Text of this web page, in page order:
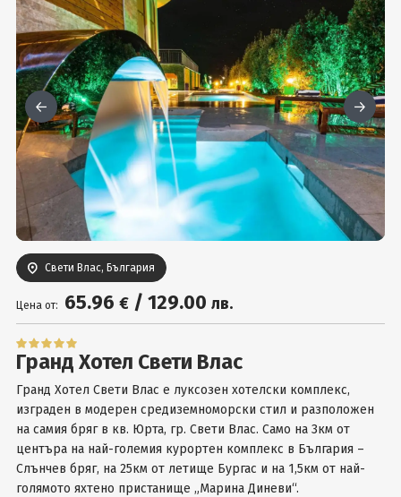
Празници
Турция
Гърция
Услуги
Вход
Свети Влас, България
Цена от: 65.96 € / 129.00 лв.
Гранд Хотел Свети Влас
Гранд Хотел Свети Влас е луксозен хотелски комплекс,
изграден в модерен средиземноморски стил и разположен
на самия бряг в кв. Юрта, гр. Свети Влас. Само на 3км от
центъра на най-големия курортен комплекс в България –
Слънчев бряг, на 25км от летище Бургас и на 1,5км от най-
голямото яхтено пристанище „Марина Диневи“.